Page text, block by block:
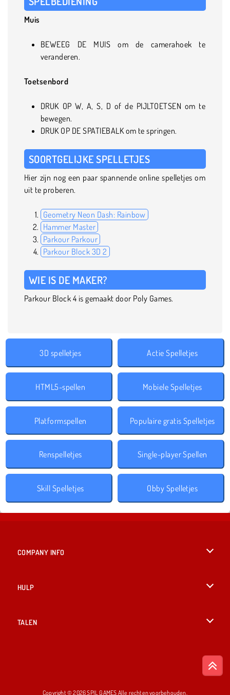
Muis
BEWEEG DE MUIS om de camerahoek te
veranderen.
Toetsenbord
DRUK OP W, A, S, D of de PIJLTOETSEN om te
bewegen.
DRUK OP DE SPATIEBALK om te springen.
SOORTGELIJKE SPELLETJES
Hier zijn nog een paar spannende online spelletjes om
uit te proberen.
Geometry Neon Dash: Rainbow
Hammer Master
Parkour Parkour
Parkour Block 3D 2
WIE IS DE MAKER?
Parkour Block 4 is gemaakt door Poly Games.
3D spelletjes Actie Spelletjes
HTML5-spellen Mobiele Spelletjes
Platformspellen Populaire gratis Spelletjes
Renspelletjes Single-player Spellen
Skill Spelletjes Obby Spelletjes
COMPANY INFO
HULP
TALEN
Copyright © 2026 SPIL GAMES Alle rechten voorbehouden.